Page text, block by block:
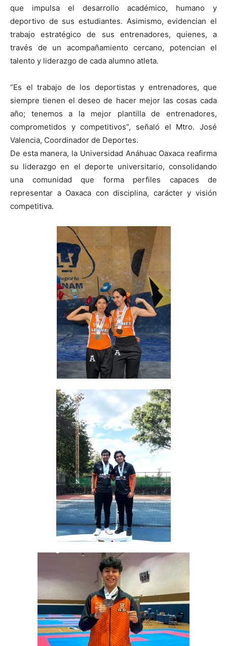
que impulsa el desarrollo académico, humano y
deportivo de sus estudiantes. Asimismo, evidencian el
trabajo estratégico de sus entrenadores, quienes, a
través de un acompañamiento cercano, potencian el
talento y liderazgo de cada alumno atleta.
“Es el trabajo de los deportistas y entrenadores, que
siempre tienen el deseo de hacer mejor las cosas cada
año; tenemos a la mejor plantilla de entrenadores,
comprometidos y competitivos”, señaló el Mtro. José
Valencia, Coordinador de Deportes.
De esta manera, la Universidad Anáhuac Oaxaca reafirma
su liderazgo en el deporte universitario, consolidando
una comunidad que forma perfiles capaces de
representar a Oaxaca con disciplina, carácter y visión
competitiva.